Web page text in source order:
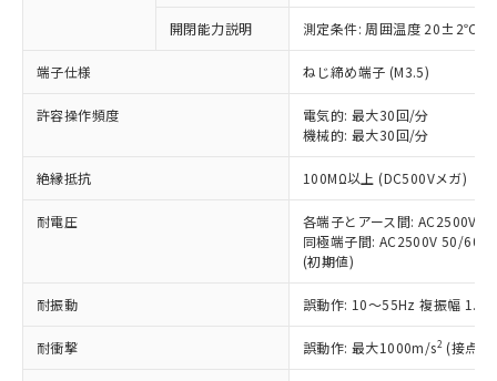
開閉能力説明 測定条件: 周囲温度 20±2℃、
端子仕様 ねじ締め端子 (M3.5)
許容操作頻度
電気的: 最大30回/分
機械的: 最大30回/分
絶縁抵抗 100MΩ以上 (DC500Vメガ)
耐電圧
各端子とアース間: AC2500V
同極端子間: AC2500V 50/
(初期値)
耐振動 誤動作: 10～55Hz 複振幅
耐衝撃 誤動作: 最大1000m/s2 (接点
以下の条件をお読みいただき、同意のうえ
ご利用ください。
本サービスは、当社制御機器事業取扱
商品の当社在庫状況および標準価格
当社制御機器事業取扱商品の中には、
本サービスの対象外となる商品もある
ことをご了承ください。
在庫状況および標準価格照会結果は、
記載している更新日時点での社内デー
タに基づき作成されるものであり、閲
覧された時点での実際の在庫および標
準価格とは異なる場合があることをご
対応予定なし：EU RoHS指令（10物質）の
非含有に非対応の商品で、対応品を出す予
定はありません。
調査・確認中：EU RoHS指令（10物質）の
非含有の対応状況を調査中または確認中の
非該当品：ライセンス料など無形物で、有
害物質有無と関係のない商品です。
いたものが、含有品と判明した場合などや
むを得ず変更することがあります。
六価クロム(Cr(Ⅵ)) 1000ppm以下、ポリ臭化ビフェニル
類(PBB) 1000ppm以下、ポリ臭化ジフェニルエーテル類
※1 中国RoHS○×表
「○」：最大均質材料含有率が中国RoHSの
基準値以下であることを示します。
「×」：最大均質材料含有率が中国RoHSの
基準値を超えていることを示します。
「－」：未確認です。当社販売部門へお問
*中国RoHS10物質の基準値 (GB/T26572)：
Pb(鉛) :1000ppm、 Hg(水銀) : 1000ppm、 Cd(カドミウ
Cr(Ⅵ)(六価クロム) : 1000ppm、 PBBs(ポリ臭化ビフェ
当社は、これら貴社製品のうち、外国
為替および外国貿易法に定める商品
（以下｢規制貨物等」という）を輸出
または国外への提供する場合は、日本
国政府の輸出許可(または役務取引許
可)を取得するなどの必要な手続きを